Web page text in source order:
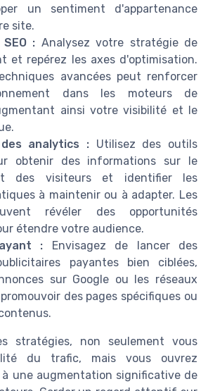
un sentiment d'appartenance
site.
: Analysez votre stratégie de
et repérez les axes d'optimisation.
avancées peut renforcer
dans les moteurs de
ainsi votre visibilité et le
analytics : Utilisez des outils
obtenir des informations sur le
des visiteurs et identifier les
à maintenir ou à adapter. Les
révéler des opportunités
étendre votre audience.
: Envisagez de lancer des
payantes bien ciblées,
sur Google ou les réseaux
des pages spécifiques ou
stratégies, non seulement vous
du trafic, mais vous ouvrez
une augmentation significative de